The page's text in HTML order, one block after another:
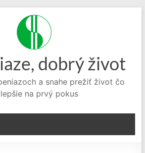
dobrý život
a snahe prežiť život čo
na prvý pokus